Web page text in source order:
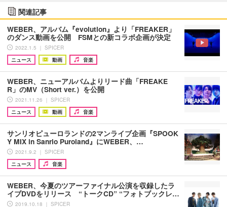
関連記事
WEBER、アルバム『evolution』より「FREAKER」
のダンス動画を公開 FSMとの新コラボ企画が決定
2022.1.5 ｜ SPICER
ニュース
動画 音楽
WEBER、ニューアルバムよりリード曲「FREAKE
R」のMV（Short ver.）を公開
2021.11.26 ｜ SPICER
ニュース
動画 音楽
サンリオピューロランドの2マンライブ企画『SPOOK
Y MIX in Sanrio Puroland』にWEBER、…
2021.9.2 ｜ SPICER
ニュース
音楽
WEBER、今夏のツアーファイナル公演を収録したラ
イブDVDをリリース “トークCD” “フォトブックレ…
2019.10.18 ｜ SPICER